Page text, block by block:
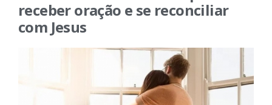
receber oração e se reconciliar
com Jesus